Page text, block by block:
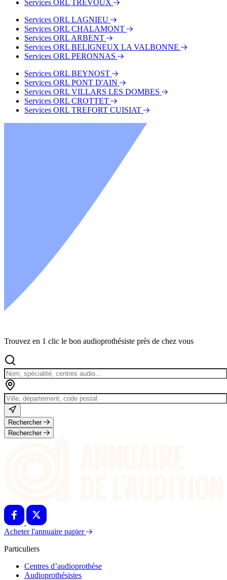
Services ORL TREVOUX
Services ORL LAGNIEU
Services ORL CHALAMONT
Services ORL ARBENT
Services ORL BELIGNEUX LA VALBONNE
Services ORL PERONNAS
Services ORL BEYNOST
Services ORL PONT D'AIN
Services ORL VILLARS LES DOMBES
Services ORL CROTTET
Services ORL TREFORT CUISIAT
Trouvez en 1 clic le bon audioprothésiste près de chez vous
Rechercher
Rechercher
Acheter l'annuaire papier
Particuliers
Centres d’audioprothèse
Audioprothésistes